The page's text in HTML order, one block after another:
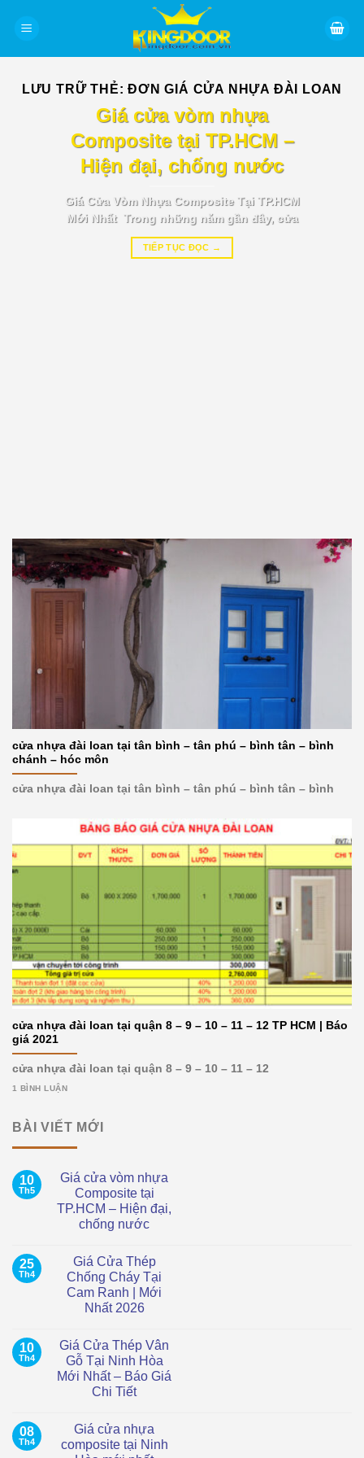
LƯU TRỮ THẺ:ĐƠN GIÁ CỬA NHỰA ĐÀI LOAN
BÀI VIẾT MỚI
10
Th5
Giá cửa vòm nhựa
Composite tại
TP.HCM – Hiện đại,
chống nước
bình
luận
ở
Giá
cửa
vòm
TP.HCM
–
Hiện
đại,
chống
25
Th4
Giá Cửa Thép
Chống Cháy Tại
Cam Ranh | Mới
Nhất 2026
bình
luận
ở
Giá
Cửa
Thép
Tại
Cam
Ranh
10
Th4
Giá Cửa Thép Vân
Gỗ Tại Ninh Hòa
Mới Nhất – Báo Giá
Chi Tiết
bình
luận
ở
08
Th4
Giá cửa nhựa
composite tại Ninh
BÁO GIÁ TIN TỨC
Giá cửa vòm nhựa
Composite tại TP.HCM –
Hiện đại, chống nước
Giá Cửa Vòm Nhựa Composite Tại TP.HCM
Mới Nhất Trong những năm gần đây, cửa
TIẾP TỤC ĐỌC →
cửa nhựa đài loan tại tân bình – tân phú – bình tân – bình
chánh – hóc môn
cửa nhựa đài loan tại tân bình – tân phú – bình tân – bình
cửa nhựa đài loan tại quận 8 – 9 – 10 – 11 – 12 TP HCM | Báo
giá 2021
cửa nhựa đài loan tại quận 8 – 9 – 10 – 11 – 12
1 BÌNH LUẬN